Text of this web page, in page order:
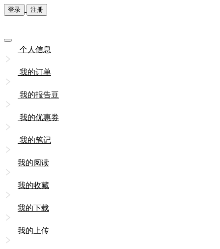
登录 注册
个人信息
我的订单
我的报告豆
我的优惠券
我的笔记
我的阅读
我的收藏
我的下载
我的上传